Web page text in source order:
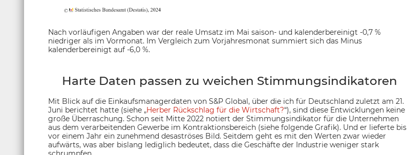
Nach vorläufigen Angaben war der reale Umsatz im Mai saison- und kalenderbereinigt -0,7 %
niedriger als im Vormonat. Im Vergleich zum Vorjahresmonat summiert sich das Minus
kalenderbereinigt auf -6,0 %.
Harte Daten passen zu weichen Stimmungsindikatoren
Mit Blick auf die Einkaufsmanagerdaten von S&P Global, über die ich für Deutschland zuletzt am 21.
Juni berichtet hatte (siehe „Herber Rückschlag für die Wirtschaft?“), sind diese Entwicklungen keine
große Überraschung. Schon seit Mitte 2022 notiert der Stimmungsindikator für die Unternehmen
aus dem verarbeitenden Gewerbe im Kontraktionsbereich (siehe folgende Grafik). Und er lieferte bis
vor einem Jahr ein zunehmend desaströses Bild. Seitdem geht es mit den Werten zwar wieder
aufwärts, was aber bislang lediglich bedeutet, dass die Geschäfte der Industrie weniger stark